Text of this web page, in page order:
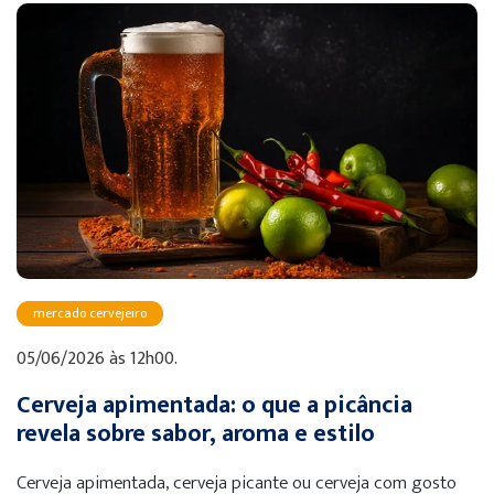
mercado cervejeiro
05/06/2026 às 12h00.
Cerveja apimentada: o que a picância
revela sobre sabor, aroma e estilo
Cerveja apimentada, cerveja picante ou cerveja com gosto